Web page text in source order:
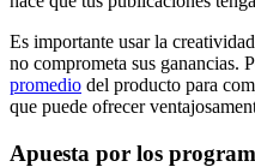
Es importante usar la
no comprometa sus ganancias.
promedio del producto para
que puede ofrecer
Apuesta por los